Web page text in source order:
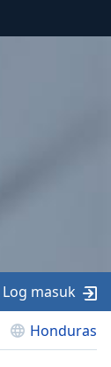
Honduras
Log masuk